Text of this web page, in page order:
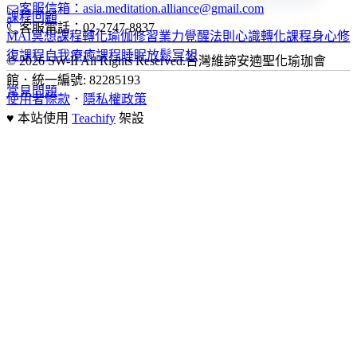
課程回顧
MAI冥想課程轉化瑜伽修習業力覺醒法則 心識轉化課程身心修
復課程自我療癒課程睡眠放鬆冥想
常見問題
客服信箱：asia.meditation.alliance@gmail.com
客服電話：02-2747-8837
© 2026 SW-II All Rights Reserved.台灣維諦安遖聖化瑜珈會
館 ． 統一編號: 82285193
使用者條款 ． 隱私權政策
♥ 本站使用 Teachify 架設